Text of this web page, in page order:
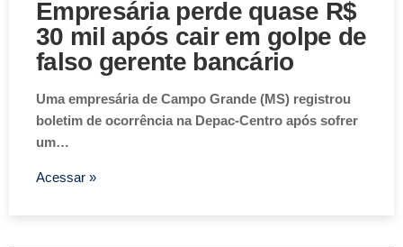
Empresária perde quase R$
30 mil após cair em golpe de
falso gerente bancário
Uma empresária de Campo Grande (MS) registrou
boletim de ocorrência na Depac-Centro após sofrer
um…
Acessar »